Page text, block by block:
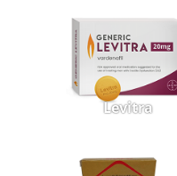
Levitra